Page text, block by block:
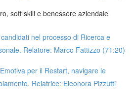
soft skill e benessere aziendale
nel processo di Ricerca e
Relatore: Marco Fattizzo (71:20)
per il Restart, navigare le
Relatrice: Eleonora Pizzutti